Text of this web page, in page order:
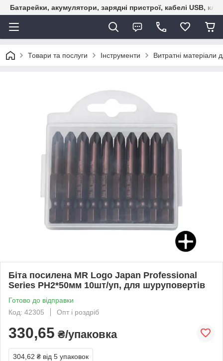
Батарейки, акумулятори, зарядні пристрої, кабелі USB,
Товари та послуги Інструменти Витратні матеріали
Біта посилена MR Logo Japan Professional
Series РН2*50мм 10шт/уп, для шуруповертів
Готово до відправки
Код: 42305
Опт і роздріб
330,65 ₴/упаковка
304,62 ₴ від 5 упаковок